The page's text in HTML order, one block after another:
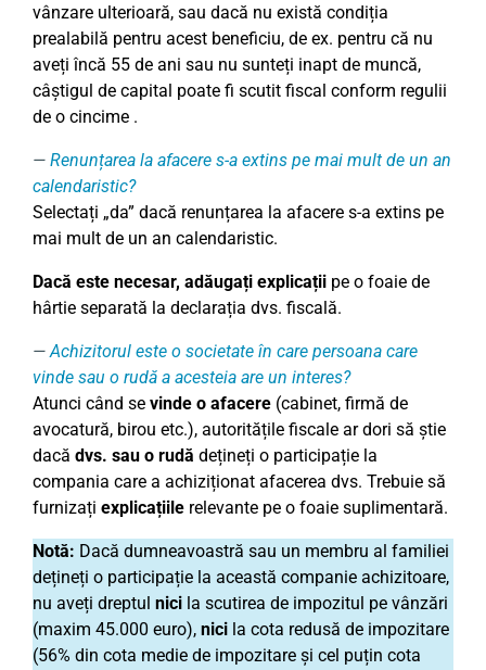
vânzare ulterioară, sau dacă nu există condiția
prealabilă pentru acest beneficiu, de ex. pentru că nu
aveți încă 55 de ani sau nu sunteți inapt de muncă,
câștigul de capital poate fi scutit fiscal conform regulii
de o cincime .
Renunțarea la afacere s-a extins pe mai mult de un an
calendaristic?
Selectați „da” dacă renunțarea la afacere s-a extins pe
mai mult de un an calendaristic.
Dacă este necesar, adăugați explicații pe o foaie de
hârtie separată la declarația dvs. fiscală.
Achizitorul este o societate în care persoana care
vinde sau o rudă a acesteia are un interes?
Atunci când se vinde o afacere (cabinet, firmă de
avocatură, birou etc.), autoritățile fiscale ar dori să știe
dacă dvs. sau o rudă dețineți o participație la
compania care a achiziționat afacerea dvs. Trebuie să
furnizați explicațiile relevante pe o foaie suplimentară.
Notă: Dacă dumneavoastră sau un membru al familiei
dețineți o participație la această companie achizitoare,
nu aveți dreptul nici la scutirea de impozitul pe vânzări
(maxim 45.000 euro), nici la cota redusă de impozitare
(56% din cota medie de impozitare și cel puțin cota